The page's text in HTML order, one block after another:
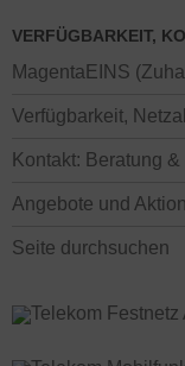
VERFÜGBARKEIT,
MagentaEINS
Verfügbarkeit,
Kontakt: Beratung
Angebote und
Seite durchsuchen